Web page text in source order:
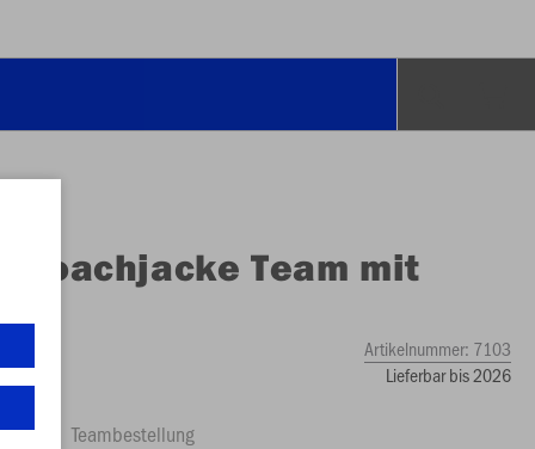
Coachjacke Team mit
Artikelnummer: 7103
Lieferbar bis 2026
Teambestellung